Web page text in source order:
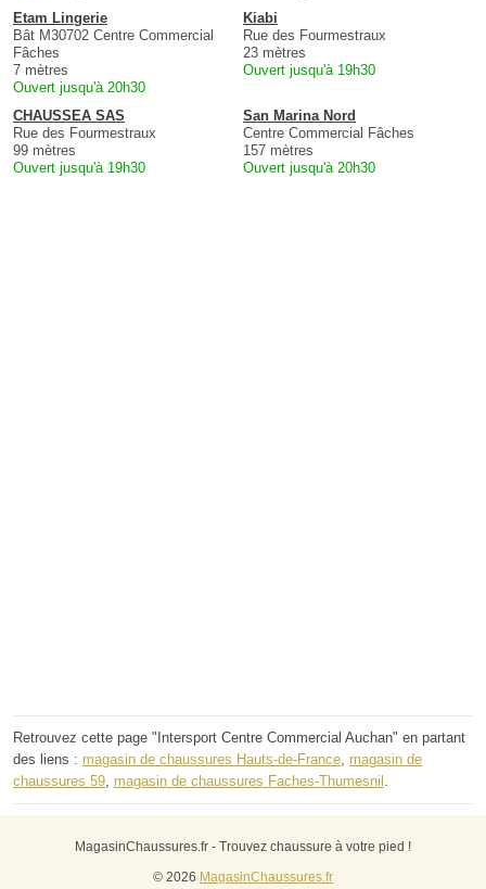
Etam Lingerie
Bât M30702 Centre Commercial
Fâches
7 mètres
Ouvert jusqu'à 20h30
Kiabi
Rue des Fourmestraux
23 mètres
Ouvert jusqu'à 19h30
CHAUSSEA SAS
Rue des Fourmestraux
99 mètres
Ouvert jusqu'à 19h30
San Marina Nord
Centre Commercial Fâches
157 mètres
Ouvert jusqu'à 20h30
Retrouvez cette page "Intersport Centre Commercial Auchan" en partant
des liens : magasin de chaussures Hauts-de-France, magasin de
chaussures 59, magasin de chaussures Faches-Thumesnil .
MagasinChaussures.fr - Trouvez chaussure à votre pied !
© 2026 MagasinChaussures.fr